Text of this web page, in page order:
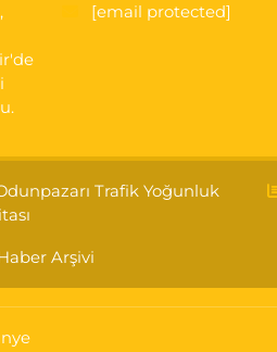
[email protected]
Trafik Yoğunluk
Arşivi